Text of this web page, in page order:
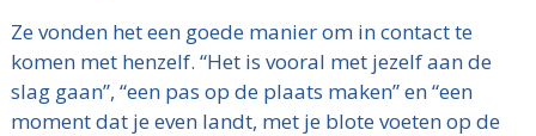
Ze vonden het een goede manier om in contact te
komen met henzelf. “Het is vooral met jezelf aan de
slag gaan”, “een pas op de plaats maken” en “een
moment dat je even landt, met je blote voeten op de